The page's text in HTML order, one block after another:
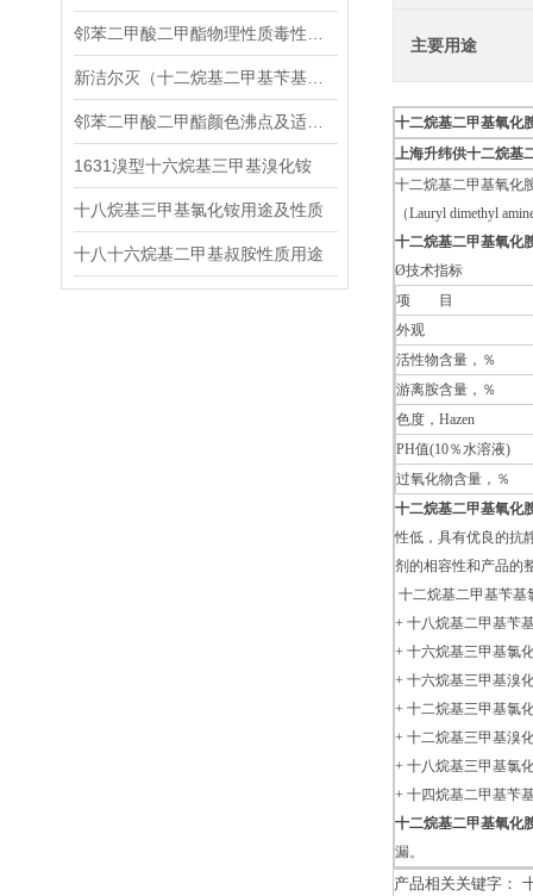
1631溴型十六烷基三甲基溴化铵
十八烷基三甲基氯化铵用途及性质
十八十六烷基二甲基叔胺性质用途
主要用途
十二烷基二甲基氧化
上海升纬供十二烷基
十二烷基二甲基氧化
（Lauryl dimethyl
十二烷基二甲基氧化
Ø技术指标
项 目
外观
活性物含量，％
游离胺含量
色度，Hazen
PH值(10％水溶液)
过氧化物含量，％
十二烷基二甲基氧化
性低，具有优良的抗
剂的相容性和产品的
十二烷基二甲基苄基
+ 十八烷基二甲基苄
+ 十六烷基三甲基氯
+ 十六烷基三甲基溴
+ 十二烷基三甲基氯
+ 十二烷基三甲基溴
+ 十八烷基三甲基氯
+ 十四烷基二甲基苄
十二烷基二甲基氧化
漏。
产品相关关键字：